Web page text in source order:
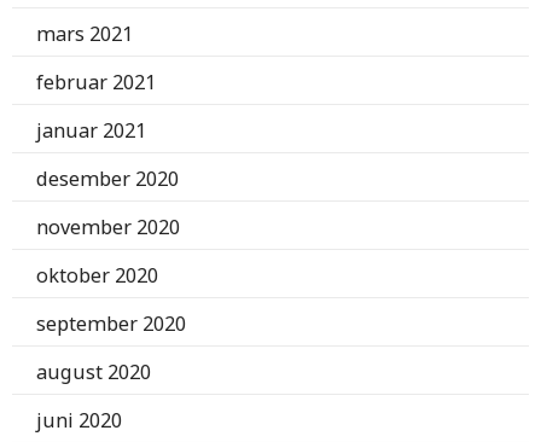
mars 2021
februar 2021
januar 2021
desember 2020
november 2020
oktober 2020
september 2020
august 2020
juni 2020